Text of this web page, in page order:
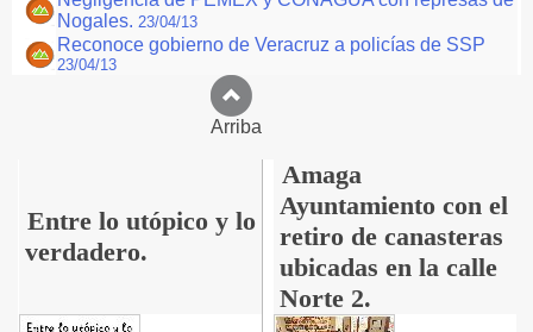
Nogales. 23/04/13
Reconoce gobierno de Veracruz a policías de SSP
23/04/13
Arriba
Entre lo utópico y lo
verdadero.
Amaga
Ayuntamiento con el
retiro de canasteras
ubicadas en la calle
Norte 2.